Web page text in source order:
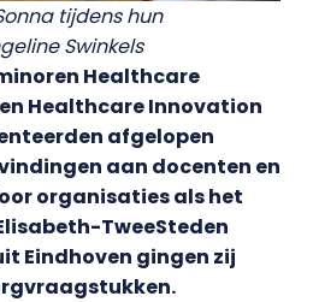
tijdens hun
Swinkels
Healthcare
Healthcare Innovation
afgelopen
aan docenten en
organisaties als het
TweeSteden
Eindhoven gingen zij